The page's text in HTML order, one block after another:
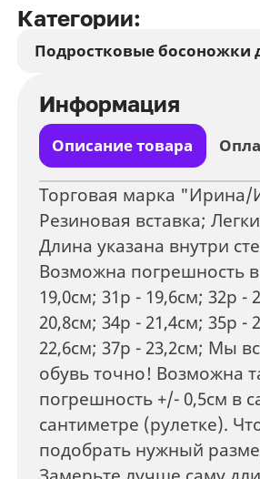
Категории:
Подростковые босоножки
Информация
Описание товара
Торговая марка
Резиновая вставка;
Длина указана внутри
Возможна погрешность в
19,0см; 31р - 19,6см; 32р -
20,8см; 34р - 21,4см; 35р -
22,6см; 37р - 23,2см; Мы
обувь точно! Возможна
погрешность +/- 0,5см в
сантиметре (рулетке).
подобрать нужный